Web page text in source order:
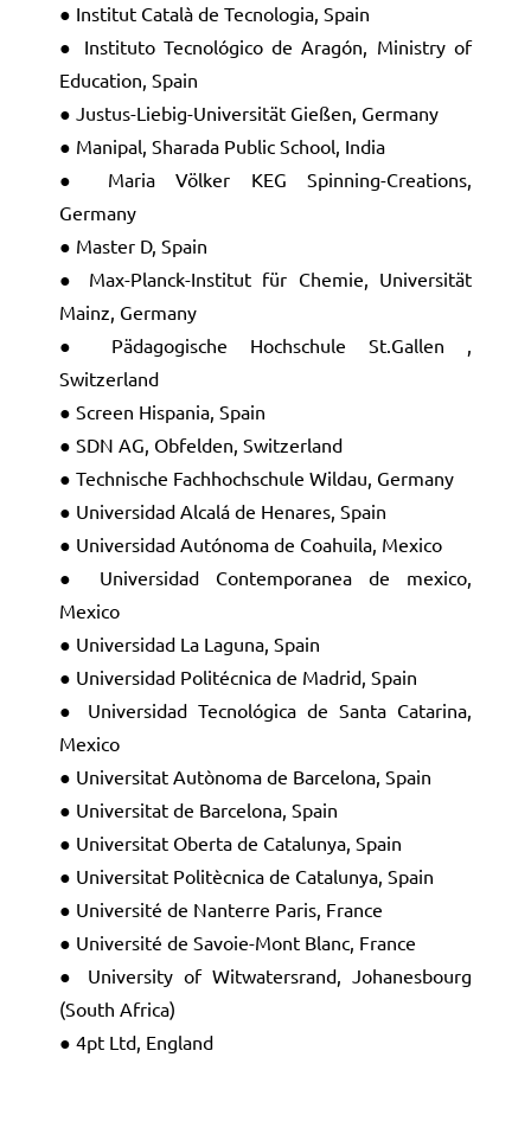
● Institut Català de Tecnologia, Spain
● Instituto Tecnológico de Aragón, Ministry of
Education, Spain
● Justus-Liebig-Universität Gießen, Germany
● Manipal, Sharada Public School, India
● Maria Völker KEG Spinning-Creations,
Germany
● Master D, Spain
● Max-Planck-Institut für Chemie, Universität
Mainz, Germany
● Pädagogische Hochschule St.Gallen ,
Switzerland
● Screen Hispania, Spain
● SDN AG, Obfelden, Switzerland
● Technische Fachhochschule Wildau, Germany
● Universidad Alcalá de Henares, Spain
● Universidad Autónoma de Coahuila, Mexico
● Universidad Contemporanea de mexico,
Mexico
● Universidad La Laguna, Spain
● Universidad Politécnica de Madrid, Spain
● Universidad Tecnológica de Santa Catarina,
Mexico
● Universitat Autònoma de Barcelona, Spain
● Universitat de Barcelona, Spain
● Universitat Oberta de Catalunya, Spain
● Universitat Politècnica de Catalunya, Spain
● Université de Nanterre Paris, France
● Université de Savoie-Mont Blanc, France
● University of Witwatersrand, Johanesbourg
(South Africa)
● 4pt Ltd, England